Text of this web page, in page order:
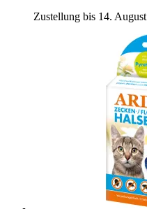
Zustellung bis 14. August